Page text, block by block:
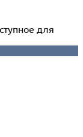
для